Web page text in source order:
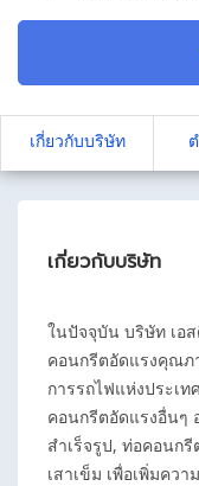
เกี่ยวกับบริษัท
เกี่ยวกับบริษัท
ในปัจจุบัน บริษัท เอ
คอนกรีตอัดแรงคุณภ
การรถไฟแห่งประเ
คอนกรีตอัดแรงอื่นๆ
สำเร็จรูป, ท่อคอนก
เสาเข็ม เพื่อเพิ่มค